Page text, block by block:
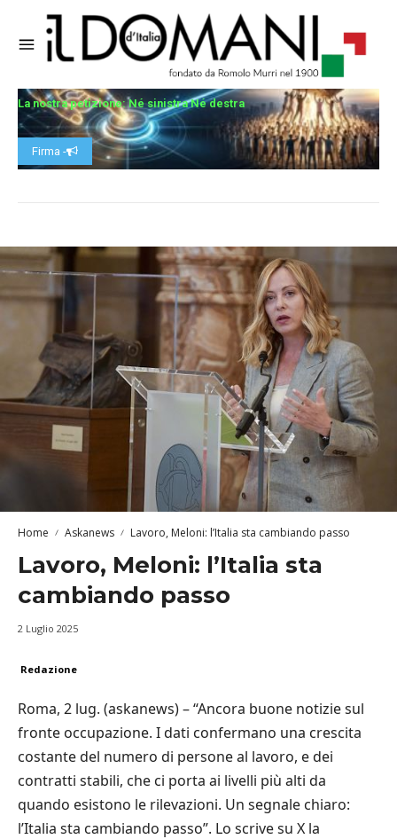
La nostra petizione: Né sinistra Né destra
Firma -
Home Askanews Lavoro, Meloni: l’Italia sta cambiando passo
Lavoro, Meloni: l’Italia sta
cambiando passo
2 Luglio 2025
Redazione
Roma, 2 lug. (askanews) – “Ancora buone notizie sul
fronte occupazione. I dati confermano una crescita
costante del numero di persone al lavoro, e dei
contratti stabili, che ci porta ai livelli più alti da
quando esistono le rilevazioni. Un segnale chiaro:
l’Italia sta cambiando passo”. Lo scrive su X la